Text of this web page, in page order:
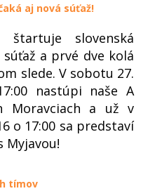
aj nová súťaž!
slovenská
a prvé dve kolá
slede. V sobotu 27.
nastúpi naše A
Moravciach a už v
o 17:00 sa predstaví
Myjavou!
tímov